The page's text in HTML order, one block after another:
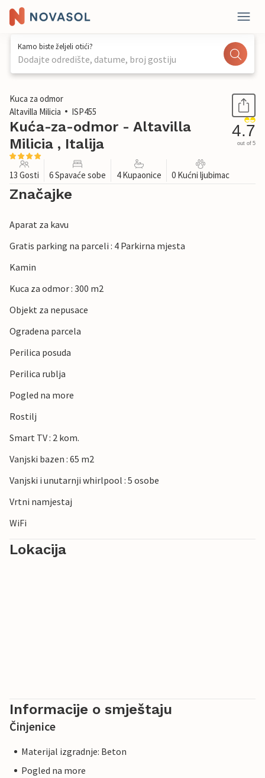
Kamo biste željeli otići?
Dodajte odredište, datume, broj gostiju
1 / 93
Kuca za odmor
Altavilla Milicia
ISP455
Kuća-za-odmor - Altavilla
Milicia , Italija
4.7
out of 5
13 Gosti 6 Spavaće sobe 4 Kupaonice 0 Kućni ljubimac
Značajke
Aparat za kavu
Gratis parking na parceli : 4 Parkirna mjesta
Kamin
Kuca za odmor : 300 m2
Objekt za nepusace
Ogradena parcela
Perilica posuda
Perilica rublja
Pogled na more
Rostilj
Smart TV : 2 kom.
Vanjski bazen : 65 m2
Vanjski i unutarnji whirlpool : 5 osobe
Vrtni namjestaj
WiFi
Lokacija
Informacije o smještaju
Činjenice
Materijal izgradnje: Beton
Pogled na more